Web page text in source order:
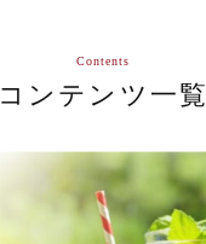
コンテンツ一覧
Contents